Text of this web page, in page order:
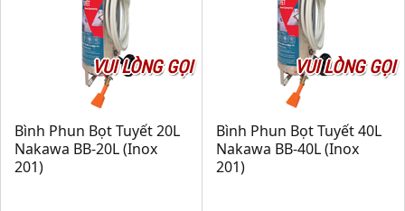
VUI LÒNG GỌI
Bình Phun Bọt Tuyết 20L
Nakawa BB-20L (Inox
201)
VUI LÒNG GỌI
Bình Phun Bọt Tuyết 40L
Nakawa BB-40L (Inox
201)